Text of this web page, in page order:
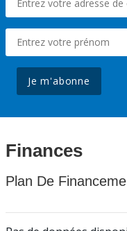
Je m'abonne
Finances
Plan De